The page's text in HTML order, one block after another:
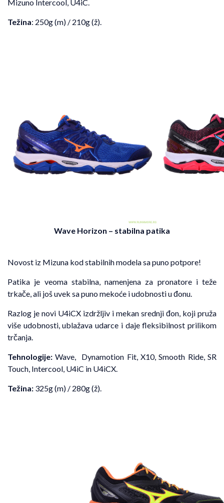
Mizuno Intercool, U4iC.
Težina: 250g (m) / 210g (ž).
Wave Horizon – stabilna patika
Novost iz Mizuna kod stabilnih modela sa puno potpore!
Patika je veoma stabilna, namenjena za pronatore i teže
trkače, ali još uvek sa puno mekoće i udobnosti u đonu.
Razlog je novi U4iCX izdržljiv i mekan srednji đon, koji pruža
više udobnosti, ublažava udarce i daje fleksibilnost prilikom
trčanja.
Tehnologije: Wave, Dynamotion Fit, X10, Smooth Ride, SR
Touch, Intercool, U4iC in U4iCX.
Težina: 325g (m) / 280g (ž).